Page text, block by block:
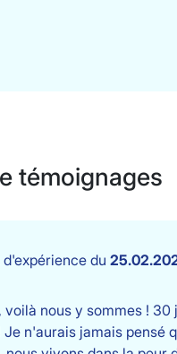
témoignages
d'expérience du
voilà nous y sommes ! 30
Je n'aurais jamais pensé